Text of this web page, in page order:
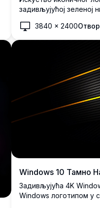
задивљујућој зеленој
десктопа са живим
позадина доноси
3840 ×2400
Windows 10 Тамно
Задивљујућа 4K
Windows логотипом у